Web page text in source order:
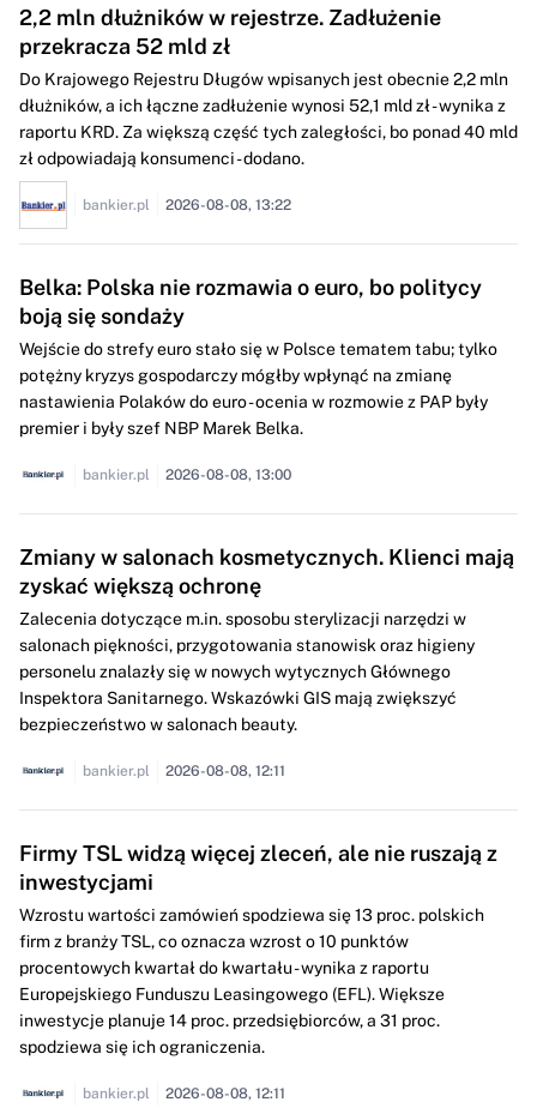
2,2 mln dłużników w rejestrze. Zadłużenie
przekracza 52 mld zł
Do Krajowego Rejestru Długów wpisanych jest obecnie 2,2 mln
dłużników, a ich łączne zadłużenie wynosi 52,1 mld zł - wynika z
raportu KRD. Za większą część tych zaległości, bo ponad 40 mld
zł odpowiadają konsumenci - dodano.
bankier.pl 2026-08-08, 13:22
Belka: Polska nie rozmawia o euro, bo politycy
boją się sondaży
Wejście do strefy euro stało się w Polsce tematem tabu; tylko
potężny kryzys gospodarczy mógłby wpłynąć na zmianę
nastawienia Polaków do euro - ocenia w rozmowie z PAP były
premier i były szef NBP Marek Belka.
bankier.pl 2026-08-08, 13:00
Zmiany w salonach kosmetycznych. Klienci mają
zyskać większą ochronę
Zalecenia dotyczące m.in. sposobu sterylizacji narzędzi w
salonach piękności, przygotowania stanowisk oraz higieny
personelu znalazły się w nowych wytycznych Głównego
Inspektora Sanitarnego. Wskazówki GIS mają zwiększyć
bezpieczeństwo w salonach beauty.
bankier.pl 2026-08-08, 12:11
Firmy TSL widzą więcej zleceń, ale nie ruszają z
inwestycjami
Wzrostu wartości zamówień spodziewa się 13 proc. polskich
firm z branży TSL, co oznacza wzrost o 10 punktów
procentowych kwartał do kwartału - wynika z raportu
Europejskiego Funduszu Leasingowego (EFL). Większe
inwestycje planuje 14 proc. przedsiębiorców, a 31 proc.
spodziewa się ich ograniczenia.
bankier.pl 2026-08-08, 12:11